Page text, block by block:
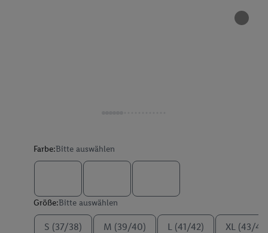
Farbe:Bitte auswählen
Größe:Bitte auswählen
S (37/38) M (39/40) L (41/42) XL (43/